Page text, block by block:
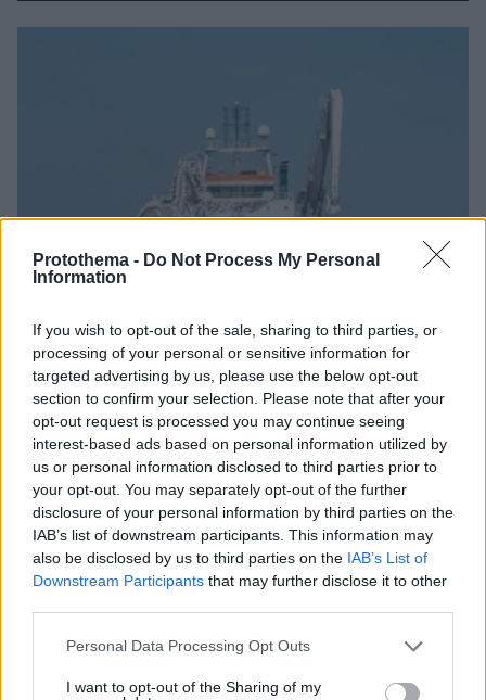
Protothema - Do Not Process My Personal
Information
If you wish to opt-out of the sale, sharing to third parties, or
processing of your personal or sensitive information for
targeted advertising by us, please use the below opt-out
section to confirm your selection. Please note that after your
opt-out request is processed you may continue seeing
interest-based ads based on personal information utilized by
us or personal information disclosed to third parties prior to
your opt-out. You may separately opt-out of the further
disclosure of your personal information by third parties on the
IAB’s list of downstream participants. This information may
also be disclosed by us to third parties on the IAB’s List of
Downstream Participants that may further disclose it to other
Please note that this website/app uses one or more Google
not limited to your visit or usage behaviour. You may click to
Personal Data Processing Opt Outs
I want to opt-out of the Sharing of my
Η Γαλλία μπήκε στο καλώδιο, η Τουρκία... στην
πρίζα: Σπασμωδικές κινήσεις της Άγκυρας με
παραβιάσεις και αδιαλλαξία στο Κυπριακό
09.08.2026, 17:36
Η Πολιτική Αεροπορία διαπίστωσε
κενό στον νόμο όταν ένας... απίθανος
τύπος προσγείωσε το ελικόπτερό του